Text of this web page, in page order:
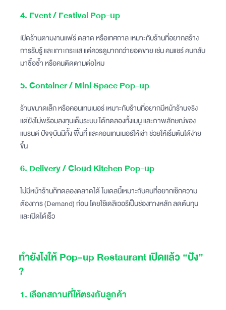
4. Event / Festival Pop-up
เปิดร้านตามงานแฟร์ ตลาด หรือเทศกาล เหมาะกับร้านที่อยากสร้าง
การรับรู้ และเกาะกระแส แต่ควรดูมากกว่ายอดขาย เช่น คนแชร์ คนกลับ
มาซื้อซ้ำ หรือคนติดตามต่อไหม
5. Container / Mini Space Pop-up
ร้านขนาดเล็ก หรือคอนเทนเนอร์ เหมาะกับร้านที่อยากมีหน้าร้านจริง
แต่ยังไม่พร้อมลงทุนเต็มระบบ ได้ทดลองทั้งเมนู และภาพลักษณ์ของ
แบรนด์ ปัจจุบันมีทั้ง พื้นที่ และคอนเทนเนอร์ให้เช่า ช่วยให้เริ่มต้นได้ง่าย
ขึ้น
6. Delivery / Cloud Kitchen Pop-up
ไม่มีหน้าร้านก็ทดลองตลาดได้ โมเดลนี้เหมาะกับคนที่อยากเช็กความ
ต้องการ (Demand) ก่อน โดยใช้เดลิเวอรีเป็นช่องทางหลัก ลดต้นทุน
และเปิดได้เร็ว
ทำยังไงให้ Pop-up Restaurant เปิดแล้ว “ปัง”
?
1. เลือกสถานที่ให้ตรงกับลูกค้า